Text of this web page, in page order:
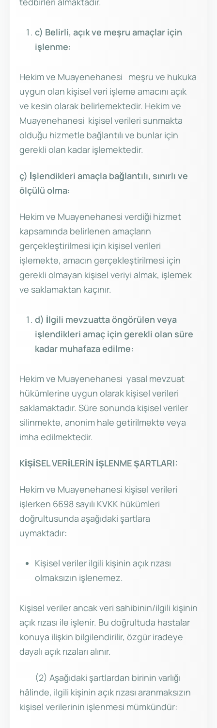
c) Belirli, açık ve meşru amaçlar için
işlenme:
Hekim ve Muayenehanesi meşru ve hukuka
uygun olan kişisel veri işleme amacını açık
ve kesin olarak belirlemektedir. Hekim ve
Muayenehanesi kişisel verileri sunmakta
olduğu hizmetle bağlantılı ve bunlar için
gerekli olan kadar işlemektedir.
ç) İşlendikleri amaçla bağlantılı, sınırlı ve
ölçülü olma:
Hekim ve Muayenehanesi verdiği hizmet
kapsamında belirlenen amaçların
gerçekleştirilmesi için kişisel verileri
işlemekte, amacın gerçekleştirilmesi için
gerekli olmayan kişisel veriyi almak, işlemek
ve saklamaktan kaçınır.
d) İlgili mevzuatta öngörülen veya
işlendikleri amaç için gerekli olan süre
kadar muhafaza edilme:
Hekim ve Muayenehanesi yasal mevzuat
hükümlerine uygun olarak kişisel verileri
saklamaktadır. Süre sonunda kişisel veriler
silinmekte, anonim hale getirilmekte veya
imha edilmektedir.
KİŞİSEL VERİLERİN İŞLENME ŞARTLARI:
Hekim ve Muayenehanesi kişisel verileri
işlerken 6698 sayılı KVKK hükümleri
doğrultusunda aşağıdaki şartlara
uymaktadır:
Kişisel veriler ilgili kişinin açık rızası
olmaksızın işlenemez.
Kişisel veriler ancak veri sahibinin/ilgili kişinin
açık rızası ile işlenir. Bu doğrultuda hastalar
konuya ilişkin bilgilendirilir, özgür iradeye
dayalı açık rızaları alınır.
(2) Aşağıdaki şartlardan birinin varlığı
hâlinde, ilgili kişinin açık rızası aranmaksızın
kişisel verilerinin işlenmesi mümkündür: